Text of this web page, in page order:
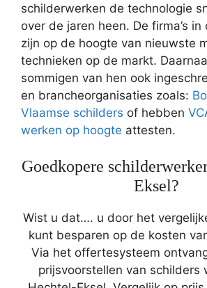
schilderwerken de technologie
over de jaren heen. De firma’s
zijn op de hoogte van nieuwste
technieken op de markt.
sommigen van hen ook
en brancheorganisaties zoals:
Vlaamse schilders of hebben
werken op hoogte attesten.
Goedkopere
Eksel?
Wist u dat…. u door het
kunt besparen op de kosten
Via het offertesysteem
prijsvoorstellen van schilders